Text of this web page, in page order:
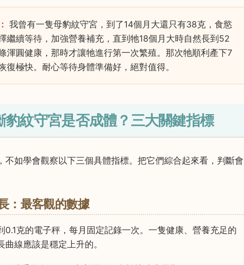
我曾有一隻母豹紋守宮，到了14個月大還只有38克，食慾
繼續等待，加強營養補充，直到牠18個月大時自然長到52
渾圓健康，那時才讓牠進行第一次繁殖。那次牠順利產下7
復極快。耐心等待身體準備好，絕對值得。
豹紋守宮是否成體？三大關鍵指標
不如學會觀察以下三個具體指標。把它們綜合起來看，判斷會
：最客觀的數據
0.1克的電子秤，每月固定記錄一次。一隻健康、營養充足的
曲線應該是穩定上升的。